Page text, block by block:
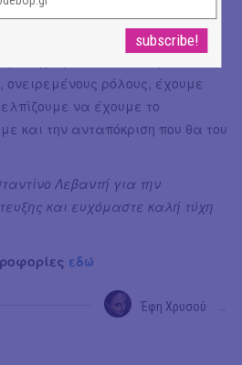
με τον έξω κόσμο (γέλια). Δεν
και μακάρι να μεταφραστεί
Έχουμε ένα πολύ ωραίο
ονειρεμένους ρόλους, έχουμε
να έχουμε το
και την ανταπόκριση που θα του
Λεβαντή για την
και ευχόμαστε καλή τύχη
εδώ
Έφη Χρυσού